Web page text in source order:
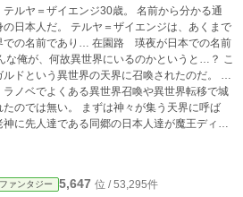
テルヤ＝ザイエンジ30歳。 名前から分かる通
の日本人だ。 テルヤ＝ザイエンジは、あくまで
での名前であり… 在園路 瑛夜が日本での名前
ルドという異世界の天界に召喚されたのだ。 …
ラノベでよくある異世界召喚や異世界転移で城
たのでは無い。 まずは神々が集う天界に呼ば
神に先人達である同郷の日本人達が魔王ディグ
ばれる魔王を討伐する為の武器を製作して欲
ら聖剣を与えられるものでは無いのか…普通
ファンタジー 5,647 位 / 53,295件